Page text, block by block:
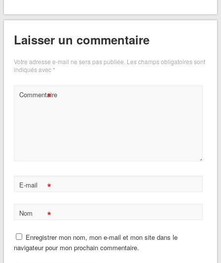
Laisser un commentaire
Votre adresse e-mail ne sera pas publiée. Les champs obligatoires sont
indiqués avec*
Commentaire
*
E-mail *
Nom *
Enregistrer mon nom, mon e-mail et mon site dans le
navigateur pour mon prochain commentaire.